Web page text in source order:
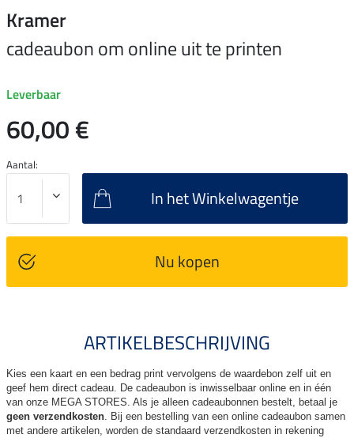
Kramer
cadeaubon om online uit te printen
Leverbaar
60,00 €
Aantal:
In het Winkelwagentje
Nu kopen
ARTIKELBESCHRIJVING
Kies een kaart en een bedrag print vervolgens de waardebon zelf uit en
geef hem direct cadeau. De cadeaubon is inwisselbaar online en in één
van onze MEGA STORES. Als je alleen cadeaubonnen bestelt, betaal je
geen verzendkosten. Bij een bestelling van een online cadeaubon samen
met andere artikelen, worden de standaard verzendkosten in rekening